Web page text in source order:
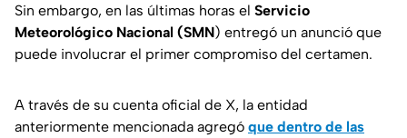
Sin embargo, en las últimas horas el Servicio
Meteorológico Nacional (SMN) entregó un anunció que
puede involucrar el primer compromiso del certamen.
A través de su cuenta oficial de X, la entidad
anteriormente mencionada agregó que dentro de las